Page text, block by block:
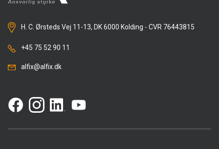
H. C. Ørsteds Vej 11-13, DK 6000 Kolding - CVR 76443815
+45 75 52 90 11
alfix@alfix.dk